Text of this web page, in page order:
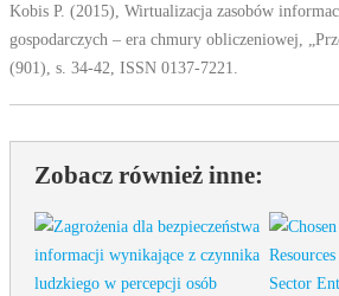
Kobis P. (2015), Wirtualizacja zasobów
gospodarczych – era chmury obliczeniowej,
(901), s. 34-42, ISSN 0137-7221.
Zobacz również inne: